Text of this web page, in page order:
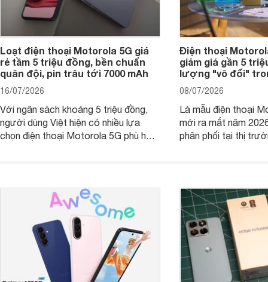
Loạt điện thoại Motorola 5G giá
rẻ tầm 5 triệu đồng, bền chuẩn
quân đội, pin trâu tới 7000 mAh
16/07/2026
Với ngân sách khoảng 5 triệu đồng,
người dùng Việt hiện có nhiều lựa
chọn điện thoại Motorola 5G phù hợp
Điện thoại
giảm giá gần 5
lượng "vô đối"
08/07/2026
Là mẫu điện thoại
mới ra mắt năm
phân phối tại thị
trình giảm giá hấp
thêm một lựa chọn
người dùng Việt.